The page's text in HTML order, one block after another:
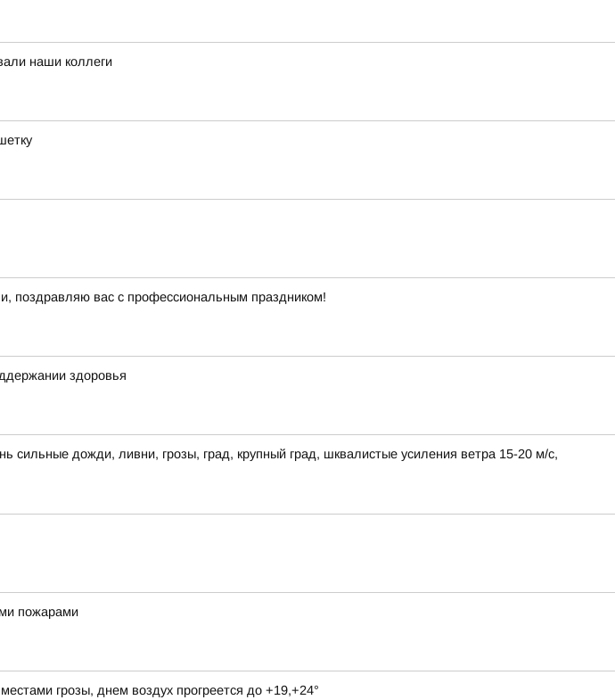
наши коллеги
поздравляю вас с профессиональным праздником!
здоровья
сильные дожди, ливни, грозы, град, крупный град, шквалистые усиления ветра 15-20 м/с,
пожарами
грозы, днем воздух прогреется до +19,+24°